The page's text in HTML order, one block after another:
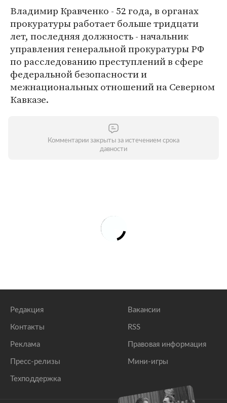
Владимир Кравченко - 52 года, в органах
прокуратуры работает больше тридцати
лет, последняя должность - начальник
управления генеральной прокуратуры РФ
по расследованию преступлений в сфере
федеральной безопасности и
межнациональных отношений на Северном
Кавказе.
Комментарии закрыты за истечением срока
давности
Редакция
Контакты
Реклама
Пресс-релизы
Техподдержка
Вакансии
RSS
Правовая информация
Мини-игры